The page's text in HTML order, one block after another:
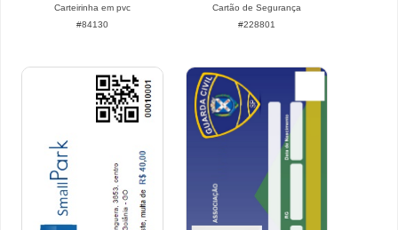
Carteirinha em pvc
#84130
Cartão de Segurança
#228801